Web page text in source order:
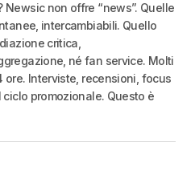
non offre “news”. Quelle
intercambiabili. Quello
critica,
né fan service. Molti
Interviste, recensioni, focus
promozionale. Questo è